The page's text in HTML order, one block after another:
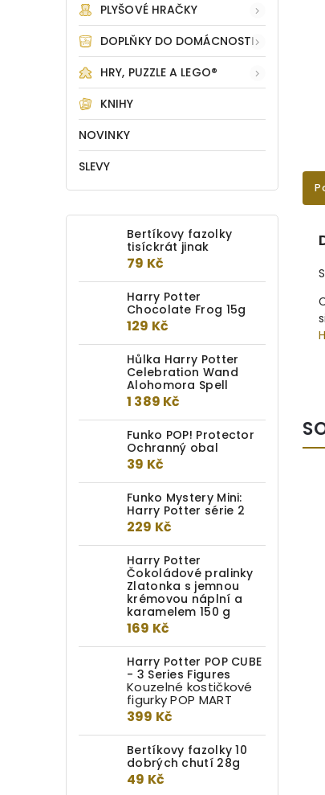
PLYŠOVÉ HRAČKY
DOPLŇKY DO DOMÁCNOSTI
HRY, PUZZLE A LEGO®
KNIHY
NOVINKY
SLEVY
Bertíkovy fazolky
tisíckrát jinak
79 Kč
Harry Potter
Chocolate Frog 15g
129 Kč
Hůlka Harry Potter
Celebration Wand
Alohomora Spell
1 389 Kč
Funko POP! Protector
Ochranný obal
39 Kč
Funko Mystery Mini:
Harry Potter série 2
229 Kč
Harry Potter
Čokoládové pralinky
Zlatonka s jemnou
krémovou náplní a
karamelem 150 g
169 Kč
Harry Potter POP CUBE
- 3 Series Figures
Kouzelné kostičkové
figurky POP MART
399 Kč
Bertíkovy fazolky 10
dobrých chutí 28g
49 Kč
Harry Potter Košíčky na
muffiny Bradavice
99 Kč
Detail
Dodej svým dortíkům nádech